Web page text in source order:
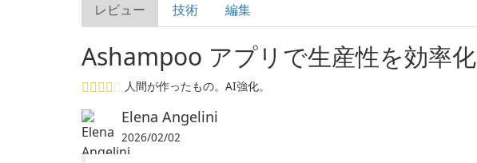
レビュー 技術 編集
Ashampoo アプリで生産性を効率化
人間が作ったもの。AI強化。
Elena Angelini
2026/02/02